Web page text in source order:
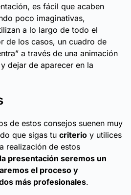
es fácil que acaben
poco imaginativas,
a lo largo de todo el
de los casos, un cuadro de
a través de una animación
dejar de aparecer en la
de estos consejos suenen muy
que sigas tu criterio y utilices
realización de estos
presentación seremos un
el proceso y
más profesionales.